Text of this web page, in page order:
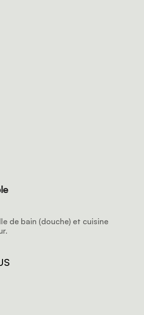
de bain (douche) et cuisine